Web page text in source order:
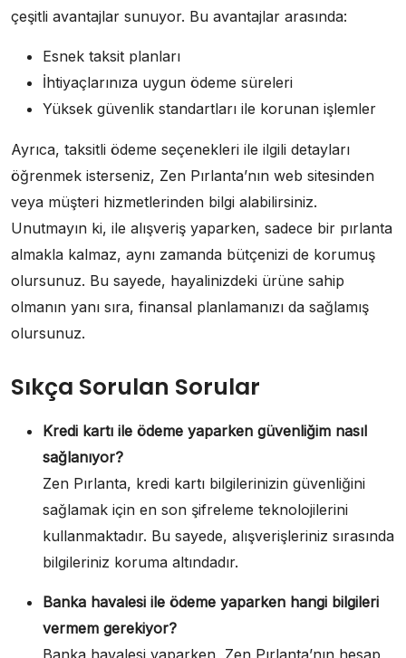
çeşitli avantajlar sunuyor. Bu avantajlar arasında:
Esnek taksit planları
İhtiyaçlarınıza uygun ödeme süreleri
Yüksek güvenlik standartları ile korunan işlemler
Ayrıca, taksitli ödeme seçenekleri ile ilgili detayları
öğrenmek isterseniz, Zen Pırlanta’nın web sitesinden
veya müşteri hizmetlerinden bilgi alabilirsiniz.
Unutmayın ki, ile alışveriş yaparken, sadece bir pırlanta
almakla kalmaz, aynı zamanda bütçenizi de korumuş
olursunuz. Bu sayede, hayalinizdeki ürüne sahip
olmanın yanı sıra, finansal planlamanızı da sağlamış
olursunuz.
Sıkça Sorulan Sorular
Kredi kartı ile ödeme yaparken güvenliğim nasıl
sağlanıyor?
Zen Pırlanta, kredi kartı bilgilerinizin güvenliğini
sağlamak için en son şifreleme teknolojilerini
kullanmaktadır. Bu sayede, alışverişleriniz sırasında
bilgileriniz koruma altındadır.
Banka havalesi ile ödeme yaparken hangi bilgileri
vermem gerekiyor?
Banka havalesi yaparken, Zen Pırlanta’nın hesap